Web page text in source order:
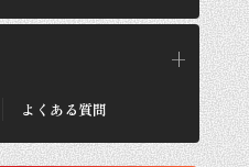
よくある質問